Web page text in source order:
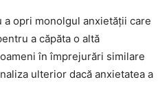
opri monolgul anxietății care
a căpăta o altă
în împrejurări similare
ulterior dacă anxietatea a